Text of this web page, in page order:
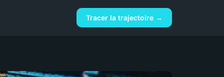
Tracer la trajectoire →